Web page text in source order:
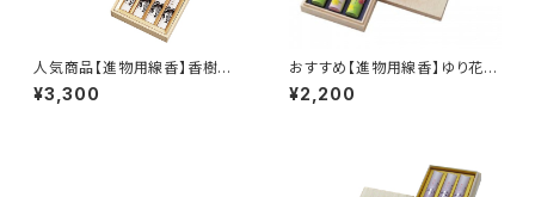
人気商品【進物用線香】香樹
林 短寸8入<煙量：ふつう>
甘く清浄な白檀の香り 『御霊
¥3,300
おすすめ【進物用線香】ゆり花月
＜煙が少なく、灰が散らばりにく
い＞お手頃価格 『御霊前・お
¥2,200